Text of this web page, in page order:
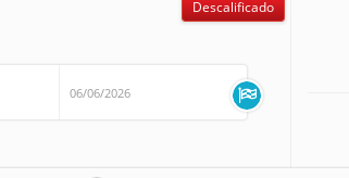
Descalificado
06/06/2026